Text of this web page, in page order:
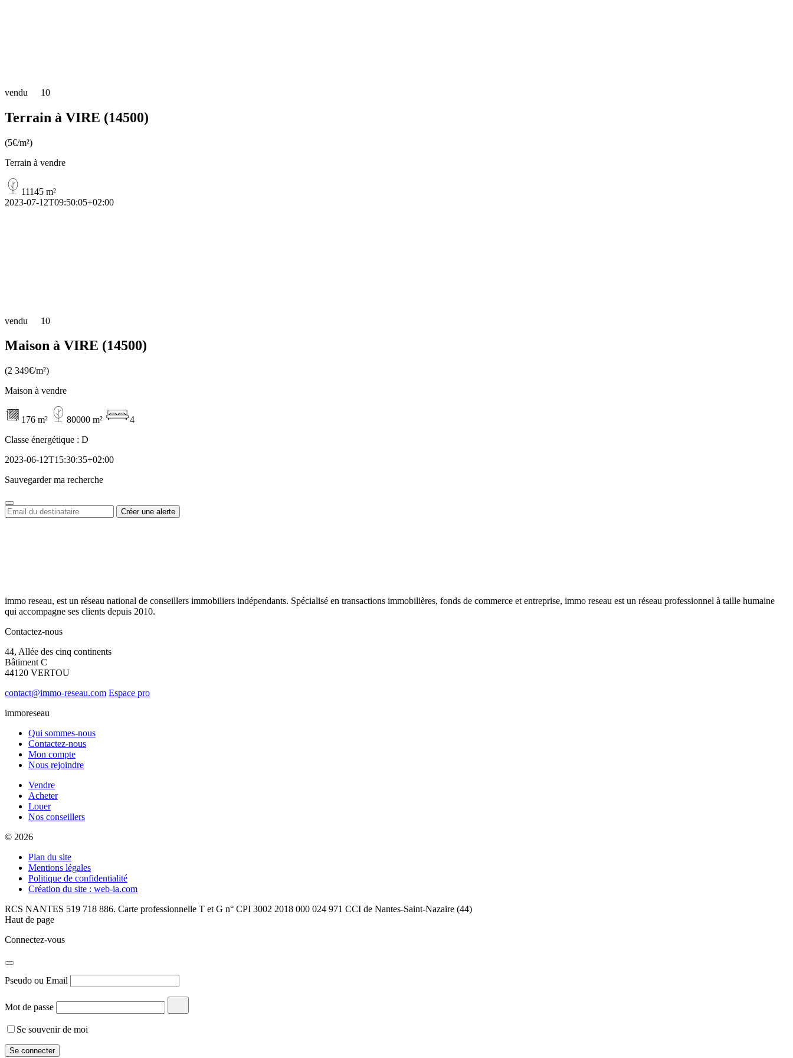
vendu 10
Terrain à VIRE (14500)
(5€/m²)
Terrain à vendre
11145 m²
2023-07-12T09:50:05+02:00
vendu 10
Maison à VIRE (14500)
(2 349€/m²)
Maison à vendre
176 m² 80000 m²
4
Classe énergétique : D
2023-06-12T15:30:35+02:00
Sauvegarder ma recherche
immo reseau, est un réseau national de conseillers immobiliers indépendants. Spécialisé en transactions immobilières, fonds de commerce et entreprise, immo reseau est un réseau professionnel à taille humaine
qui accompagne ses clients depuis 2010.
Contactez-nous
44, Allée des cinq continents
Bâtiment C
44120 VERTOU
contact@immo-reseau.com Espace pro
immoreseau
Qui sommes-nous
Contactez-nous
Mon compte
Nous rejoindre
Vendre
Acheter
Louer
Nos conseillers
© 2026
Plan du site
Mentions légales
Politique de confidentialité
Création du site : web-ia.com
RCS NANTES 519 718 886. Carte professionnelle T et G n° CPI 3002 2018 000 024 971 CCI de Nantes-Saint-Nazaire (44)
Haut de page
Connectez-vous
Pseudo ou Email
Mot de passe
Se souvenir de moi